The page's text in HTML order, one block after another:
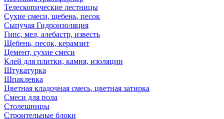
Телескопические лестницы
Сухие смеси, щебень, песок
Сыпучая Гидроизоляция
Гипс, мел, алебастр, известь
Щебень, песок, керамзит
Цемент, сухие смеси
Клей для плитки, камня, изоляции
Штукатурка
Шпаклевка
Цветная кладочная смесь, цветная затирка
Смеси для пола
Столешницы
Строительные блоки